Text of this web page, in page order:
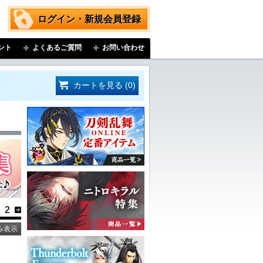
ログイン・新規会員登録
ト よくあるご質問 お問い合わせ
カートを見る (0)
2
表示